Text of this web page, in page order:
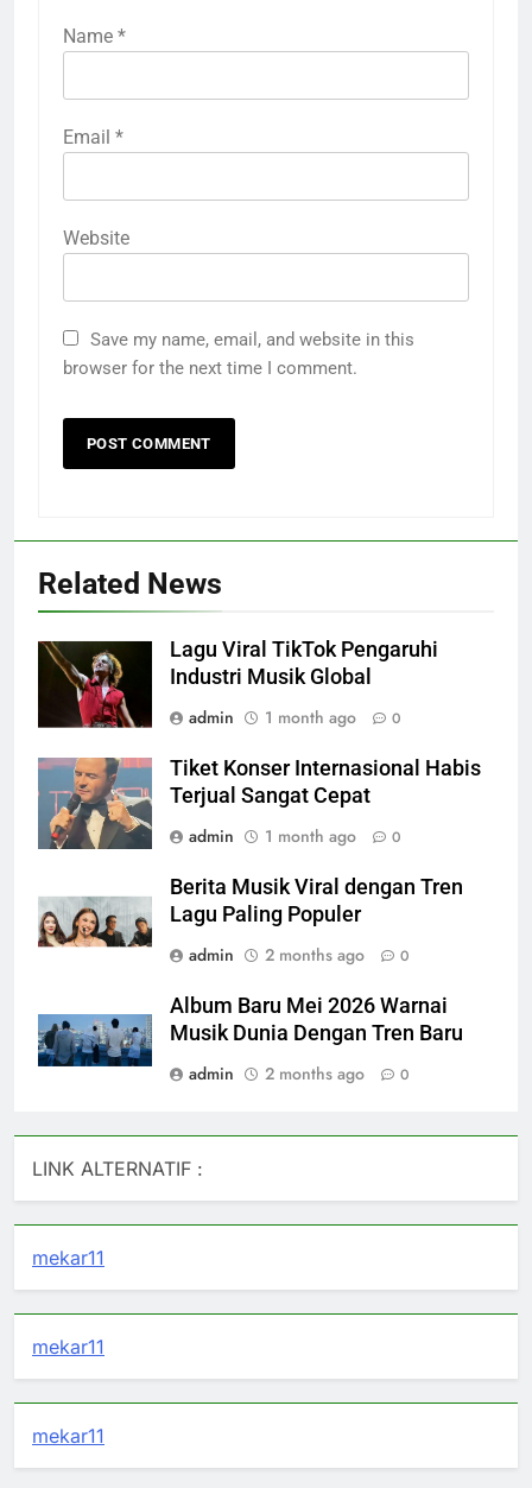
Name *
Email *
Website
Save my name, email, and website in this
browser for the next time I comment.
Related News
Lagu Viral TikTok Pengaruhi
Industri Musik Global
admin
1 month ago 0
Tiket Konser Internasional Habis
Terjual Sangat Cepat
admin
1 month ago 0
Berita Musik Viral dengan Tren
Lagu Paling Populer
admin
2 months ago 0
Album Baru Mei 2026 Warnai
Musik Dunia Dengan Tren Baru
admin
2 months ago 0
LINK ALTERNATIF :
mekar11
mekar11
mekar11